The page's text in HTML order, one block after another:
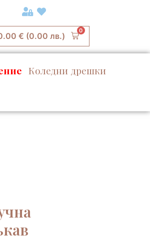
€ (0.00 лв.)
0
Коледни дрешки